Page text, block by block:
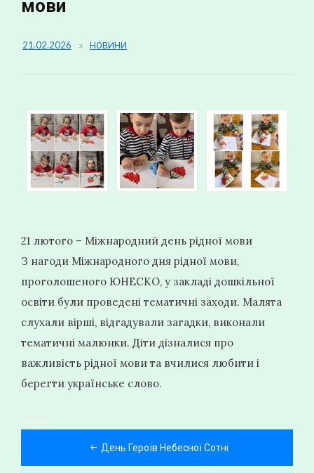
мови
21.02.2026 НОВИНИ
21 лютого – Міжнародний день рідної мови
З нагоди Міжнародного дня рідної мови,
проголошеного ЮНЕСКО, у закладі дошкільної
освіти були проведені тематичні заходи. Малята
слухали вірші, відгадували загадки, виконали
тематичні малюнки. Діти дізналися про
важливість рідної мови та вчилися любити і
берегти українське слово.
День Героїв Небесної Сотні